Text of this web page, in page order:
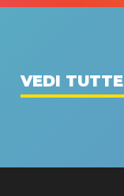
VEDI TUTTE